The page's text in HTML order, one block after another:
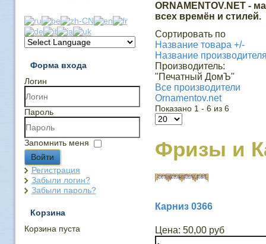
Форма входа
Логин
Пароль
Запомнить меня
Войти
Регистрация
Забыли логин?
Забыли пароль?
Корзина
Корзина пуста
ORNAMENTOV.NET -
всех времён и стилей.
Сортировать по
Название товара +/-
Название
Производитель:
"Печатный ДомЪ"
Все производители
Ornamentov.net
Показано 1 - 6 из 6
Фризы и
Карниз 0366
Цена: 50,00 руб